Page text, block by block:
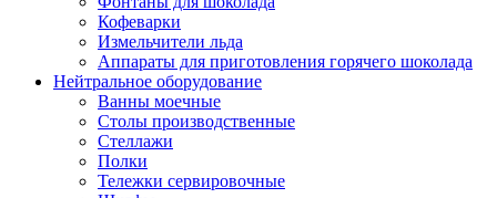
Кофеварки
Измельчители льда
Аппараты для приготовления горячего шоколада
Нейтральное оборудование
Ванны моечные
Столы производственные
Стеллажи
Полки
Тележки сервировочные